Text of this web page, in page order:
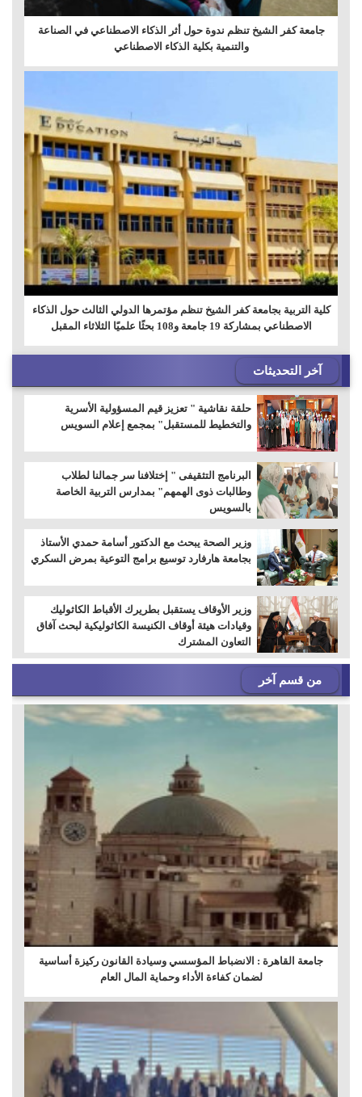
جامعة كفر الشيخ تنظم ندوة حول أثر الذكاء الاصطناعي في الصناعة
والتنمية بكلية الذكاء الاصطناعي
كلية التربية بجامعة كفر الشيخ تنظم مؤتمرها الدولي الثالث حول الذكاء
الاصطناعي بمشاركة 19 جامعة و108 بحثًا علميًا الثلاثاء المقبل
آخر التحديثات
حلقة نقاشية " تعزيز قيم المسؤولية الأسرية
والتخطيط للمستقبل" بمجمع إعلام السويس
البرنامج التثقيفى " إختلافنا سر جمالنا لطلاب
وطالبات ذوى الهمهم" بمدارس التربية الخاصة
بالسويس
وزير الصحة يبحث مع الدكتور أسامة حمدي الأستاذ
بجامعة هارفارد توسيع برامج التوعية بمرض السكري
وزير الأوقاف يستقبل بطريرك الأقباط الكاثوليك
وقيادات هيئة أوقاف الكنيسة الكاثوليكية لبحث آفاق
التعاون المشترك
من قسم آخر
جامعة القاهرة : الانضباط المؤسسي وسيادة القانون ركيزة أساسية
لضمان كفاءة الأداء وحماية المال العام